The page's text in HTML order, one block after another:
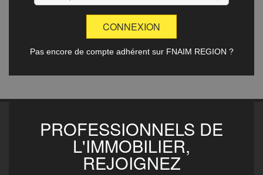
Pas encore de compte adhérent sur FNAIM REGION ?
PROFESSIONNELS DE
L'IMMOBILIER,
REJOIGNEZ